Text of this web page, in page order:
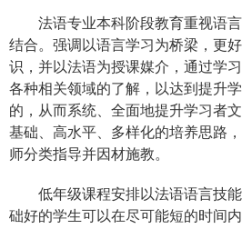
法语专业本科阶段教育重视语
结合。强调以语言学习为桥梁，更
识，并以法语为授课媒介，通过学
各种相关领域的了解，以达到提升
的，从而系统、全面地提升学习者
基础、高水平、多样化的培养思路
师分类指导并因材施教。
低年级课程安排以法语语言技
础好的学生可以在尽可能短的时间